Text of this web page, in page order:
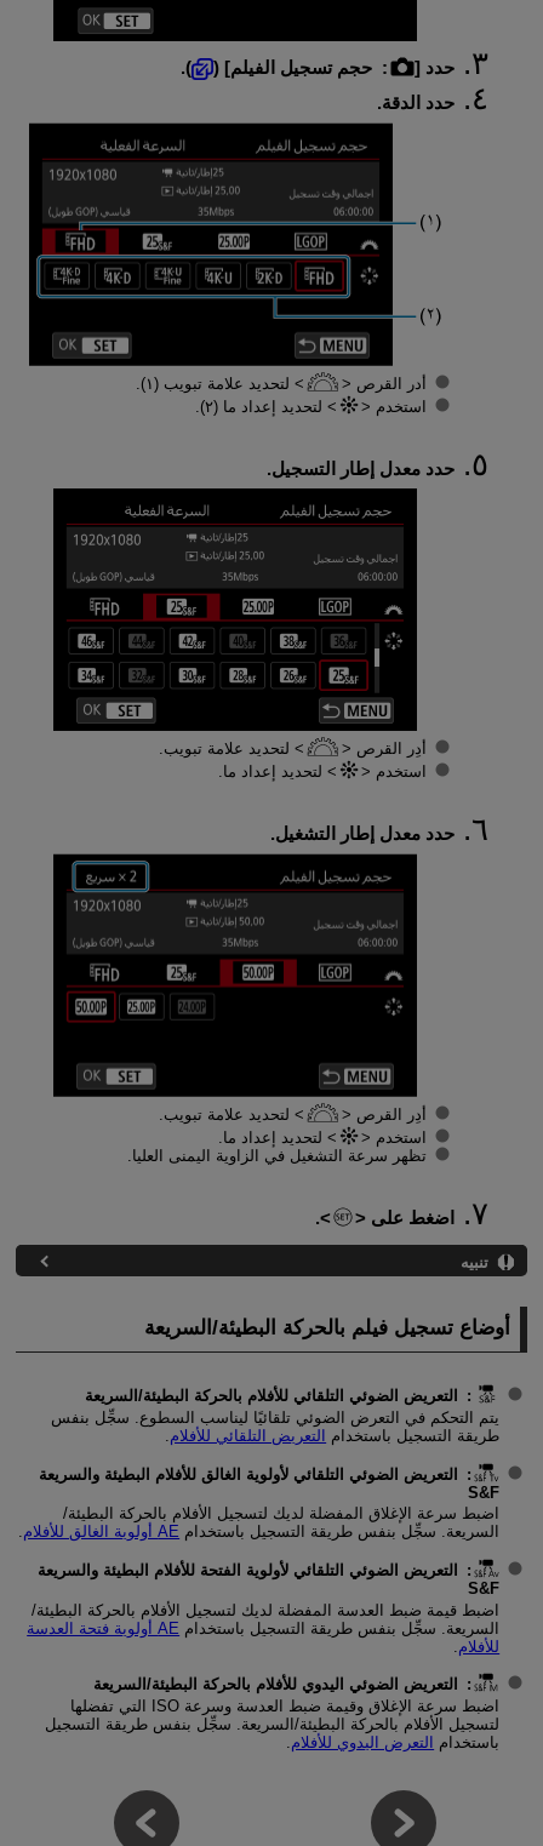
حدد [ : حجم تسجيل الفيلم] (
).
حدد الدقة.
أدر القرص
لتحديد علامة تبويب (١).
استخدم
لتحديد إعداد ما (٢).
حدد معدل إطار التسجيل.
أدِر القرص
لتحديد علامة تبويب.
استخدم
لتحديد إعداد ما.
حدد معدل إطار التشغيل.
أدِر القرص
لتحديد علامة تبويب.
استخدم
لتحديد إعداد ما.
تظهر سرعة التشغيل في الزاوية اليمنى العليا.
اضغط على .
تنبيه
أوضاع تسجيل فيلم بالحركة البطيئة/السريعة
: التعريض الضوئي التلقائي للأفلام بالحركة البطيئة/السريعة
يتم التحكم في التعرض الضوئي تلقائيًا ليناسب السطوع. سجِّل بنفس
طريقة التسجيل باستخدام
التعريض التلقائي للأفلام.
: التعريض الضوئي التلقائي لأولوية الغالق للأفلام البطيئة والسريعة
S&F
اضبط سرعة الإغلاق المفضلة لديك لتسجيل الأفلام بالحركة البطيئة/
السريعة. سجِّل بنفس طريقة التسجيل باستخدام AE أولوية الغالق للأفلام .
: التعريض الضوئي التلقائي لأولوية الفتحة للأفلام البطيئة والسريعة
S&F
اضبط قيمة ضبط العدسة المفضلة لديك لتسجيل الأفلام بالحركة البطيئة/
السريعة. سجِّل بنفس طريقة التسجيل باستخدام
AE أولوية فتحة العدسة
للأفلام
: التعريض الضوئي اليدوي للأفلام بالحركة البطيئة/السريعة
اضبط سرعة الإغلاق وقيمة ضبط العدسة وسرعة ISO التي تفضلها
لتسجيل الأفلام بالحركة البطيئة/السريعة. سجِّل بنفس طريقة التسجيل
باستخدام
التعرض اليدوي للأفلام.